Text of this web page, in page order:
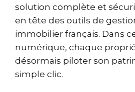
solution complète et
en tête des outils de
immobilier français. Dans
numérique, chaque
désormais piloter son
simple clic.